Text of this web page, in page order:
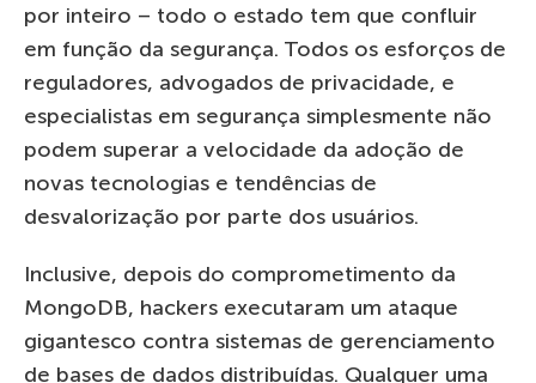
por inteiro – todo o estado tem que confluir
em função da segurança. Todos os esforços de
reguladores, advogados de privacidade, e
especialistas em segurança simplesmente não
podem superar a velocidade da adoção de
novas tecnologias e tendências de
desvalorização por parte dos usuários.
Inclusive, depois do comprometimento da
MongoDB, hackers executaram um ataque
gigantesco contra sistemas de gerenciamento
de bases de dados distribuídas. Qualquer uma